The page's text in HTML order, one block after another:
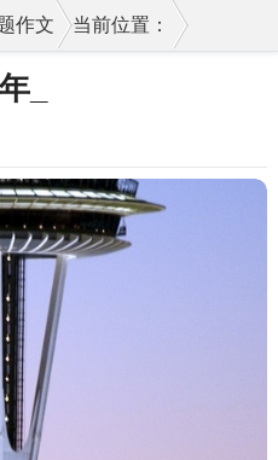
当前位置：
作文
_